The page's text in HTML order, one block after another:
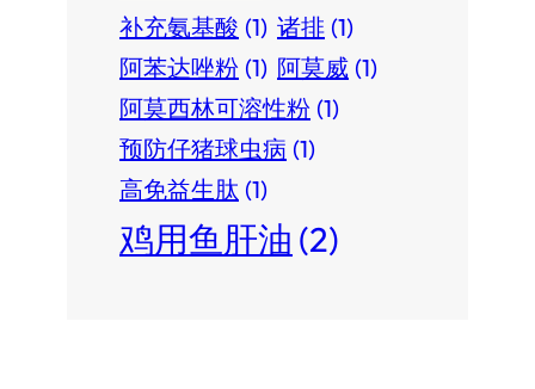
补充氨基酸 (1) 诸排 (1)
阿苯达唑粉 (1) 阿莫威 (1)
阿莫西林可溶性粉 (1)
预防仔猪球虫病 (1)
高免益生肽 (1)
鸡用鱼肝油 (2)